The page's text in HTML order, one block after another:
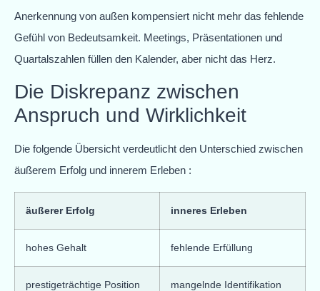
Anerkennung von außen kompensiert nicht mehr das fehlende
Gefühl von Bedeutsamkeit. Meetings, Präsentationen und
Quartalszahlen füllen den Kalender, aber nicht das Herz.
Die Diskrepanz zwischen
Anspruch und Wirklichkeit
Die folgende Übersicht verdeutlicht den Unterschied zwischen
äußerem Erfolg und innerem Erleben :
äußerer Erfolg inneres Erleben
hohes Gehalt fehlende Erfüllung
prestigeträchtige Position mangelnde Identifikation